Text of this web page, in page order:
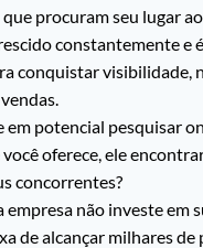
que procuram seu lugar
constantemente e
conquistar visibilidade,
em potencial pesquisar
oferece, ele
concorrentes?
não investe em
de alcançar milhares de